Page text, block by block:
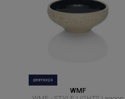
promocja
WMF